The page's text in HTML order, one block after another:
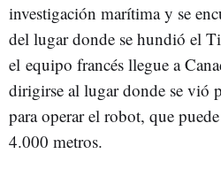
investigación marítima y se
del lugar donde se hundió el
el equipo francés llegue a
dirigirse al lugar donde se vió
para operar el robot, que
4.000 metros.